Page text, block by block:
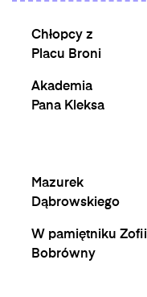
Chłopcy z
Placu Broni
Akademia
Pana Kleksa
Mazurek
Dąbrowskiego
W pamiętniku Zofii
Bobrówny